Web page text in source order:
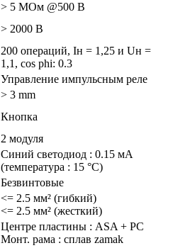
> 5 МОм @500 В
> 2000 В
200 операций, Iн = 1,25 и Uн =
1,1, cos phi: 0.3
Управление импульсным реле
> 3 mm
Кнопка
2 модуля
Синий светодиод : 0.15 мА
(температура : 15 °C)
Безвинтовые
<= 2.5 мм² (гибкий)
<= 2.5 мм² (жесткий)
Центре пластины : ASA + PC
Монт. рама : сплав zamak